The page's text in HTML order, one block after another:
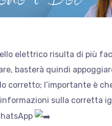
elettrico risulta di più
basterà quindi
corretto; l’importante è
sulla corretta